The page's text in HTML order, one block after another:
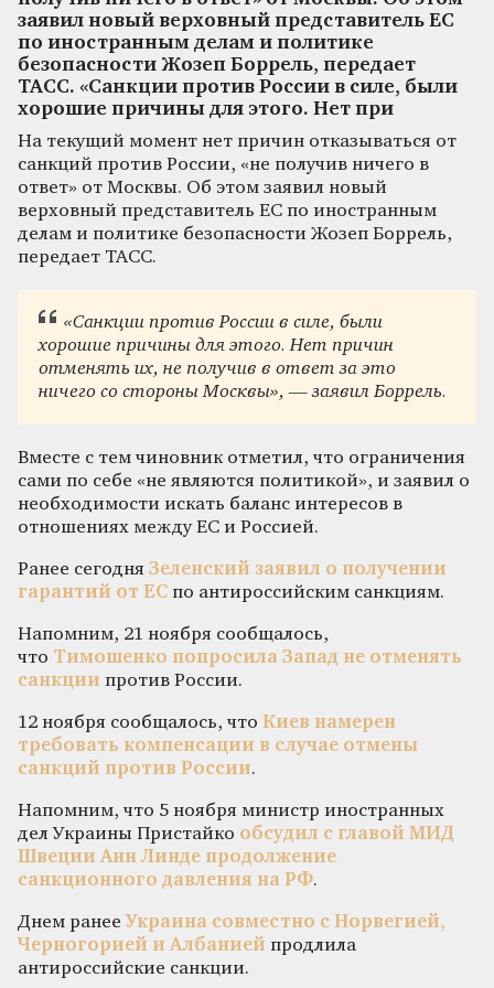
заявил новый верховный представитель ЕС
по иностранным делам и политике
безопасности Жозеп Боррель, передает
ТАСС. «Санкции против России в силе, были
хорошие причины для этого. Нет при
На текущий момент нет причин отказываться от
санкций против России, «не получив ничего в
ответ» от Москвы. Об этом заявил новый
верховный представитель ЕС по иностранным
делам и политике безопасности Жозеп Боррель,
передает ТАСС.
«Санкции против России в силе, были
хорошие причины для этого. Нет причин
отменять их, не получив в ответ за это
ничего со стороны Москвы», — заявил Боррель.
Вместе с тем чиновник отметил, что ограничения
сами по себе «не являются политикой», и заявил о
необходимости искать баланс интересов в
отношениях между ЕС и Россией.
Ранее сегодня Зеленский заявил о получении
гарантий от ЕС по антироссийским санкциям.
Напомним, 21 ноября сообщалось,
что Тимошенко попросила Запад не отменять
санкции против России.
12 ноября сообщалось, что Киев намерен
требовать компенсации в случае отмены
санкций против России.
Напомним, что 5 ноября министр иностранных
дел Украины Пристайко обсудил с главой МИД
Швеции Анн Линде продолжение
санкционного давления на РФ.
Днем ранее Украина совместно с Норвегией,
Черногорией и Албанией продлила
антироссийские санкции.